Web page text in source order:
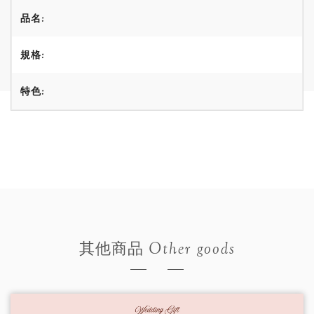
品名:
規格:
特色:
其他商品 Other goods